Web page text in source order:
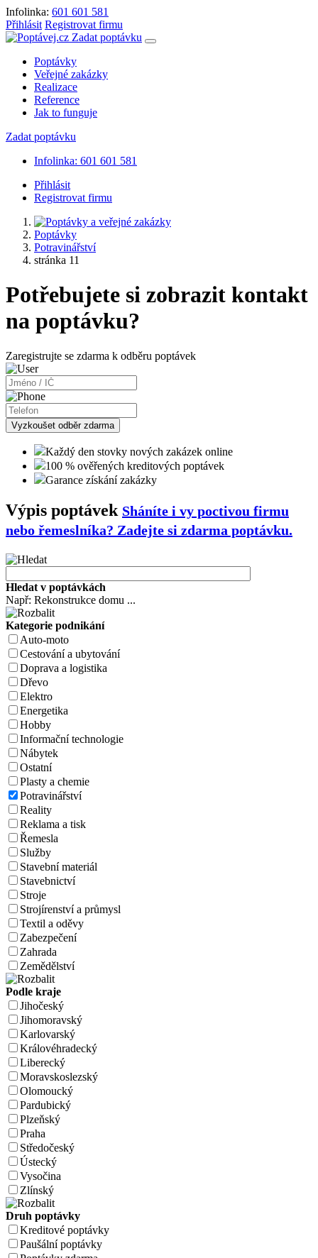
Infolinka: 601 601 581
Přihlásit Registrovat firmu
Zadat poptávku
Poptávky
Veřejné zakázky
Realizace
Reference
Jak to funguje
Zadat poptávku
Infolinka: 601 601 581
Přihlásit
Registrovat firmu
Poptávky
Potravinářství
stránka 11
Potřebujete si zobrazit kontakt
na poptávku?
Zaregistrujte se zdarma k odběru poptávek
Vyzkoušet odběr zdarma
Každý den stovky nových zakázek online
100 % ověřených kreditových poptávek
Garance získání zakázky
Výpis poptávek Sháníte i vy poctivou firmu
nebo řemeslníka? Zadejte si zdarma poptávku.
Hledat v poptávkách
Např: Rekonstrukce domu ...
Kategorie podnikání
Auto-moto
Cestování a ubytování
Doprava a logistika
Dřevo
Elektro
Energetika
Hobby
Informační technologie
Nábytek
Ostatní
Plasty a chemie
Potravinářství
Reality
Reklama a tisk
Řemesla
Služby
Stavební materiál
Stavebnictví
Stroje
Strojírenství a průmysl
Textil a oděvy
Zabezpečení
Zahrada
Zemědělství
Podle kraje
Jihočeský
Jihomoravský
Karlovarský
Královéhradecký
Liberecký
Moravskoslezský
Olomoucký
Pardubický
Plzeňský
Praha
Středočeský
Ústecký
Vysočina
Zlínský
Druh poptávky
Kreditové poptávky
Paušální poptávky